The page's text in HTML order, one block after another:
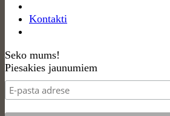
Kontakti
Seko mums!
Piesakies jaunumiem